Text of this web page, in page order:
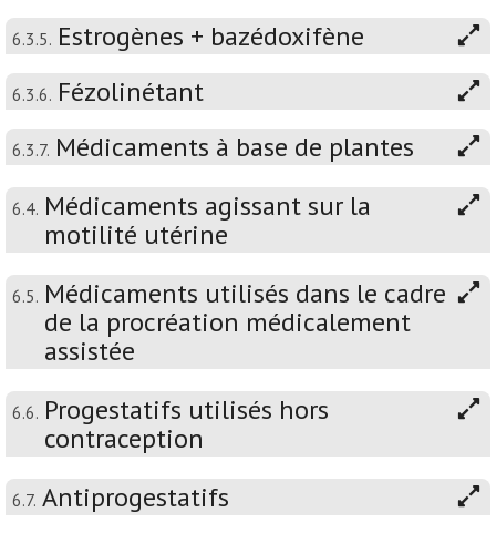
6.3.5. Estrogènes + bazédoxifène
6.3.6. Fézolinétant
6.3.7. Médicaments à base de plantes
6.4. Médicaments agissant sur la
motilité utérine
6.5. Médicaments utilisés dans le cadre
de la procréation médicalement
assistée
6.6. Progestatifs utilisés hors
contraception
6.7. Antiprogestatifs